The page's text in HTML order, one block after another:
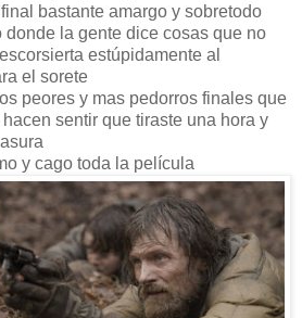
bastante amargo y sobretodo
donde la gente dice cosas que no
estúpidamente al
el sorete
peores y mas pedorros finales que
sentir que tiraste una hora y
y cago toda la película